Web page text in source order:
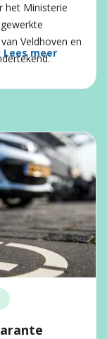
het Ministerie
Veldhoven en
Lees meer